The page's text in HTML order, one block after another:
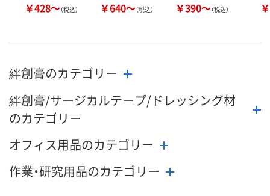
￥428～（税込） ￥640～（税込） ￥390～（税込）
絆創膏のカテゴリー
絆創膏/サージカルテープ/ドレッシング材
のカテゴリー
オフィス用品のカテゴリー
作業・研究用品のカテゴリー